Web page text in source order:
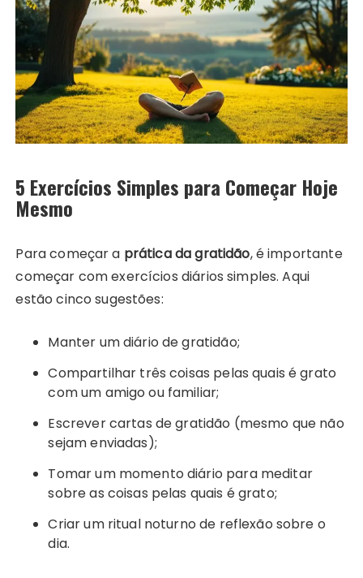
5 Exercícios Simples para Começar Hoje
Mesmo
Para começar a prática da gratidão, é importante
começar com exercícios diários simples. Aqui
estão cinco sugestões:
Manter um diário de gratidão;
Compartilhar três coisas pelas quais é grato
com um amigo ou familiar;
Escrever cartas de gratidão (mesmo que não
sejam enviadas);
Tomar um momento diário para meditar
sobre as coisas pelas quais é grato;
Criar um ritual noturno de reflexão sobre o
dia.